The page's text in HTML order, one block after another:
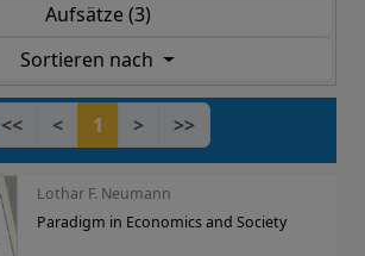
Aufsätze (3)
Sortieren nach
<< < 1 > >>
Lothar F. Neumann
Paradigm in Economics and Society